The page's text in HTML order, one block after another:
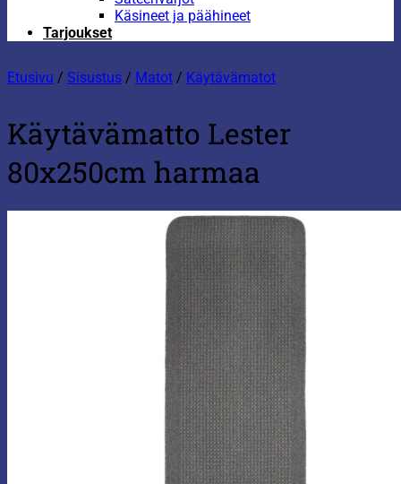
Käsineet ja päähineet
Tarjoukset
Etusivu / Sisustus / Matot / Käytävämatot
Käytävämatto Lester
80x250cm harmaa